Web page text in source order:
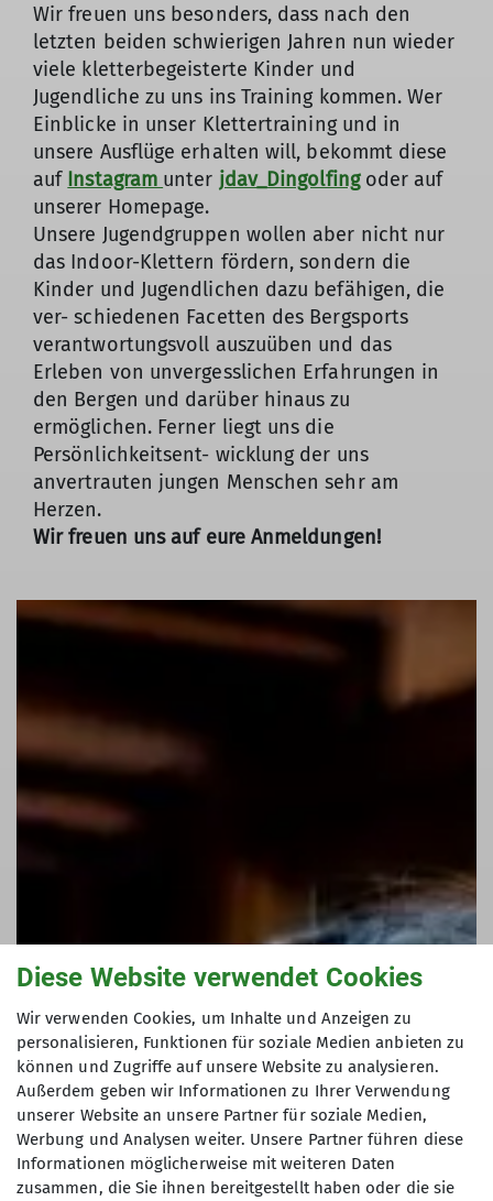
Wir freuen uns besonders, dass nach den
letzten beiden schwierigen Jahren nun wieder
viele kletterbegeisterte Kinder und
Jugendliche zu uns ins Training kommen. Wer
Einblicke in unser Klettertraining und in
unsere Ausflüge erhalten will, bekommt diese
auf Instagram unter jdav_Dingolfingoder auf
unserer Homepage.
Unsere Jugendgruppen wollen aber nicht nur
das Indoor-Klettern fördern, sondern die
Kinder und Jugendlichen dazu befähigen, die
ver- schiedenen Facetten des Bergsports
verantwortungsvoll auszuüben und das
Erleben von unvergesslichen Erfahrungen in
den Bergen und darüber hinaus zu
ermöglichen. Ferner liegt uns die
Persönlichkeitsent- wicklung der uns
anvertrauten jungen Menschen sehr am
Herzen.
Wir freuen uns auf eure Anmeldungen!
Diese Website verwendet Cookies
Wir verwenden Cookies, um Inhalte und Anzeigen zu
personalisieren, Funktionen für soziale Medien anbieten zu
können und Zugriffe auf unsere Website zu analysieren.
Außerdem geben wir Informationen zu Ihrer Verwendung
unserer Website an unsere Partner für soziale Medien,
Werbung und Analysen weiter. Unsere Partner führen diese
Informationen möglicherweise mit weiteren Daten
zusammen, die Sie ihnen bereitgestellt haben oder die sie